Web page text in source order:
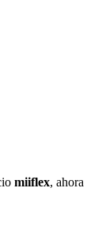
miiflex, ahora